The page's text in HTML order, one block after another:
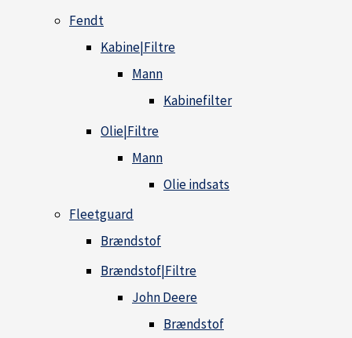
Fendt
Kabine|Filtre
Mann
Kabinefilter
Olie|Filtre
Mann
Olie indsats
Fleetguard
Brændstof
Brændstof|Filtre
John Deere
Brændstof